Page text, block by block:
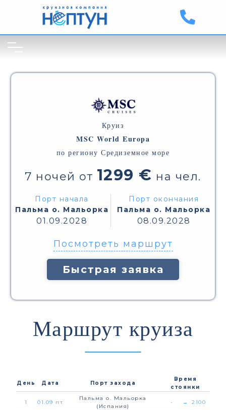
Круиз
MSC World Europa
по региону Средиземное море
7 ночей от 1299 € на чел.
Порт начала
Пальма о. Мальорка
01.09.2028
Порт окончания
Пальма о. Мальорка
08.09.2028
Посмотреть маршрут
Быстрая заявка
Маршрут круиза
День Дата Порт захода
Время
стоянки
1 01.09 пт
Пальма о. Мальорка
(Испания)
- →
2100